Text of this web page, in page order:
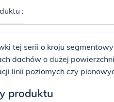
:
tej serii o kroju
dachów o dużej
linii poziomych czy
produktu